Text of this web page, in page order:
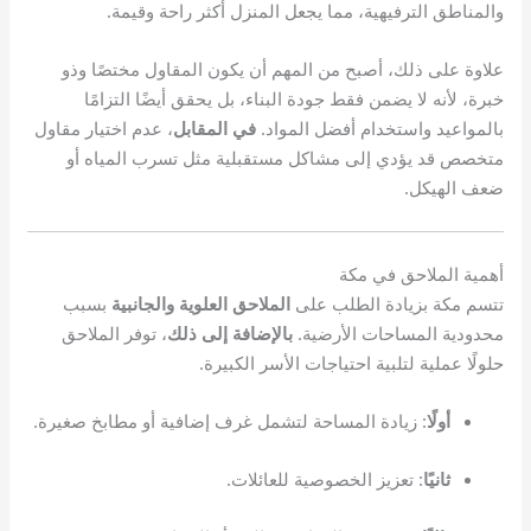
والمناطق الترفيهية، مما يجعل المنزل أكثر راحة وقيمة.
علاوة على ذلك، أصبح من المهم أن يكون المقاول مختصًا وذو
خبرة، لأنه لا يضمن فقط جودة البناء، بل يحقق أيضًا التزامًا
بالمواعيد واستخدام أفضل المواد.في المقابل، عدم اختيار مقاول
متخصص قد يؤدي إلى مشاكل مستقبلية مثل تسرب المياه أو
ضعف الهيكل.
أهمية الملاحق في مكة
تتسم مكة بزيادة الطلب علىالملاحق العلوية والجانبية بسبب
محدودية المساحات الأرضية.بالإضافة إلى ذلك، توفر الملاحق
حلولًا عملية لتلبية احتياجات الأسر الكبيرة.
أولًا: زيادة المساحة لتشمل غرف إضافية أو مطابخ صغيرة.
ثانيًا: تعزيز الخصوصية للعائلات.